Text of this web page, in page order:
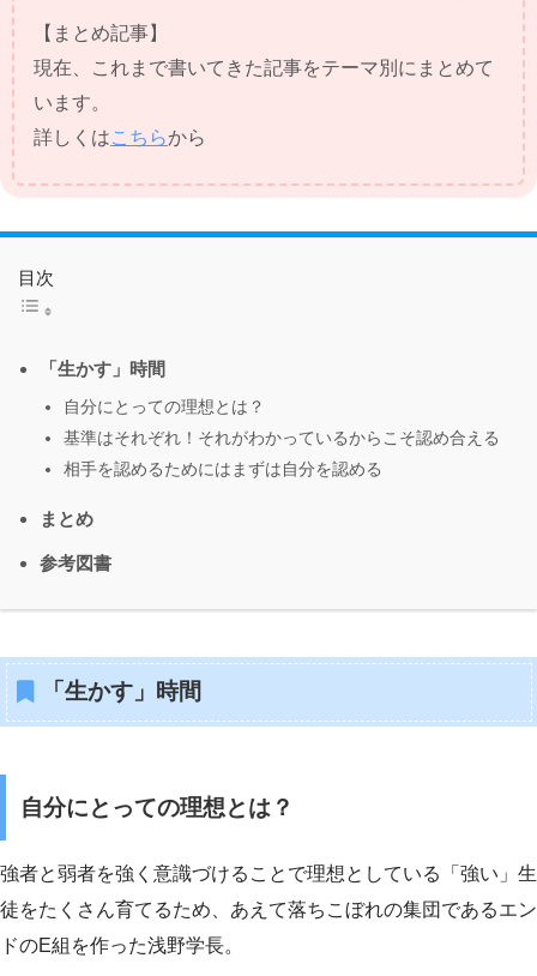
【まとめ記事】
現在、これまで書いてきた記事をテーマ別にまとめて
います。
詳しくはこちらから
目次
「生かす」時間
自分にとっての理想とは？
基準はそれぞれ！それがわかっているからこそ認め合える
相手を認めるためにはまずは自分を認める
まとめ
参考図書
「生かす」時間
自分にとっての理想とは？
強者と弱者を強く意識づけることで理想としている「強い」生
徒をたくさん育てるため、あえて落ちこぼれの集団であるエン
ドのE組を作った浅野学長。